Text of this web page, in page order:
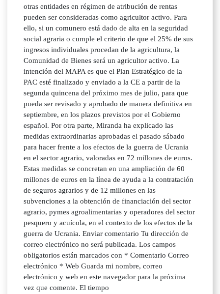
otras entidades en régimen de atribución de rentas
pueden ser consideradas como agricultor activo. Para
ello, si un comunero está dado de alta en la seguridad
social agraria o cumple el criterio de que el 25% de sus
ingresos individuales procedan de la agricultura, la
Comunidad de Bienes será un agricultor activo. La
intención del MAPA es que el Plan Estratégico de la
PAC esté finalizado y enviado a la CE a partir de la
segunda quincena del próximo mes de julio, para que
pueda ser revisado y aprobado de manera definitiva en
septiembre, en los plazos previstos por el Gobierno
español. Por otra parte, Miranda ha explicado las
medidas extraordinarias aprobadas el pasado sábado
para hacer frente a los efectos de la guerra de Ucrania
en el sector agrario, valoradas en 72 millones de euros.
Estas medidas se concretan en una ampliación de 60
millones de euros en la línea de ayuda a la contratación
de seguros agrarios y de 12 millones en las
subvenciones a la obtención de financiación del sector
agrario, pymes agroalimentarias y operadores del sector
pesquero y acuícola, en el contexto de los efectos de la
guerra de Ucrania. Enviar comentario Tu dirección de
correo electrónico no será publicada. Los campos
obligatorios están marcados con * Comentario Correo
electrónico * Web Guarda mi nombre, correo
electrónico y web en este navegador para la próxima
vez que comente. El tiempo